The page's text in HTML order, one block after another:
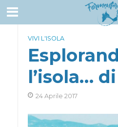
VIVI L'ISOLA
l’isola…
24 Aprile 2017